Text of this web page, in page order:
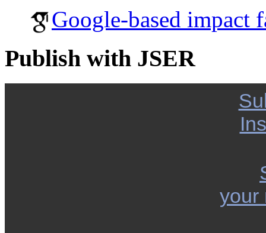
Google-based impact
Publish with JSER
your